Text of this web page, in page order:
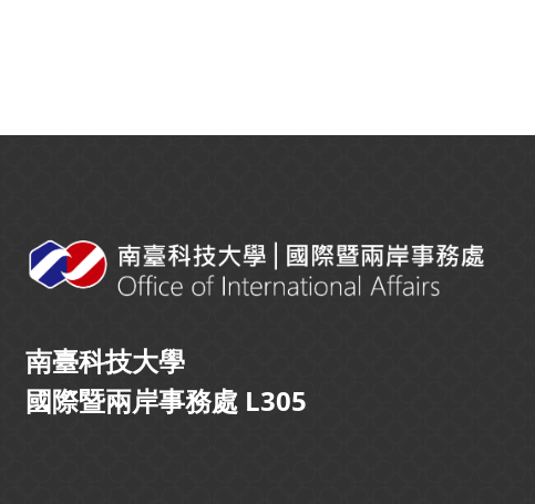
南臺科技大學
國際暨兩岸事務處 L305